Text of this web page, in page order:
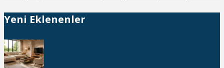
Yeni Eklenenler